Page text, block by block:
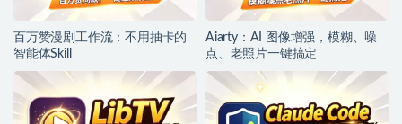
百万赞漫剧工作流：不用抽卡的
智能体Skill
Aiarty：AI 图像增强，模糊、噪
点、老照片一键搞定